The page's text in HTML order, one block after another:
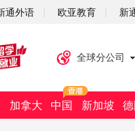
通外语 欧亚教育 新
全球分公司
加拿大 中国 新加坡